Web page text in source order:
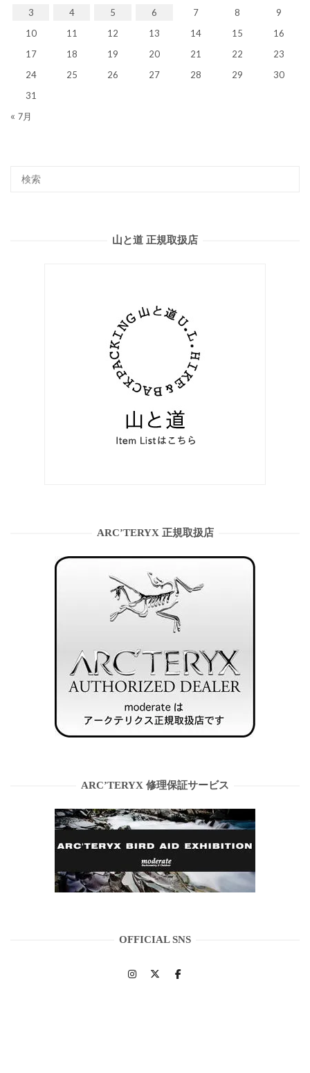
3 4 5 6 7 8
9
10
11 12 13 14 15
16
17
18 19 20 21 22
23
24
25 26 27 28 29
30
31
« 7月
山と道 正規取扱店
ARC’TERYX 正規取扱店
ARC’TERYX 修理保証サービス
OFFICIAL SNS